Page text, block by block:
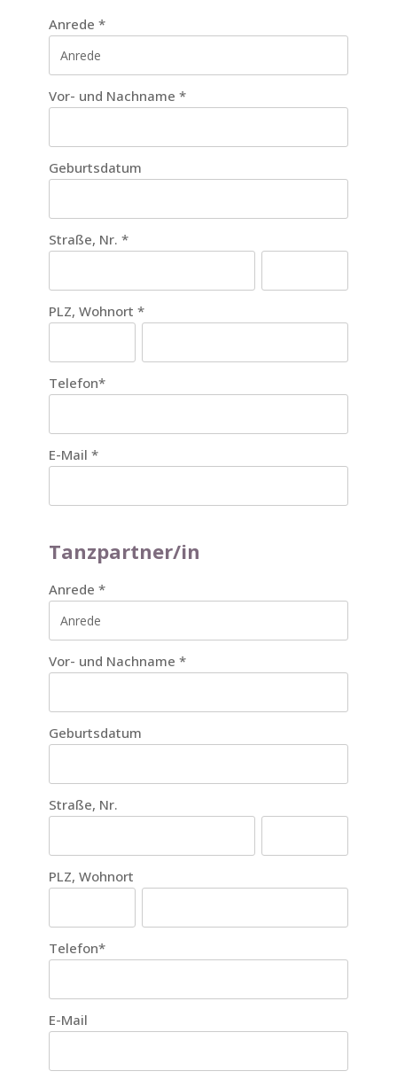
Anrede *
Vor- und Nachname *
Geburtsdatum
Straße, Nr. *
PLZ, Wohnort *
Telefon*
E-Mail *
Tanzpartner/in
Anrede *
Vor- und Nachname *
Geburtsdatum
Straße, Nr.
PLZ, Wohnort
Telefon*
E-Mail